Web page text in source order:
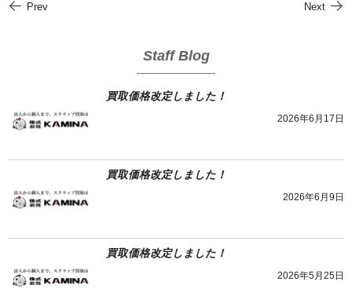
Prev Next
Staff Blog
買取価格改定しました！
2026年6月17日
買取価格改定しました！
2026年6月9日
買取価格改定しました！
2026年5月25日